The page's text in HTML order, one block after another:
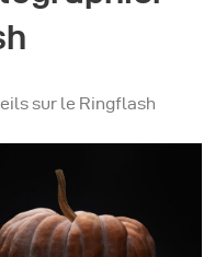
sur le Ringflash